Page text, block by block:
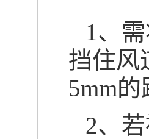
1、
挡住风
5mm
2、